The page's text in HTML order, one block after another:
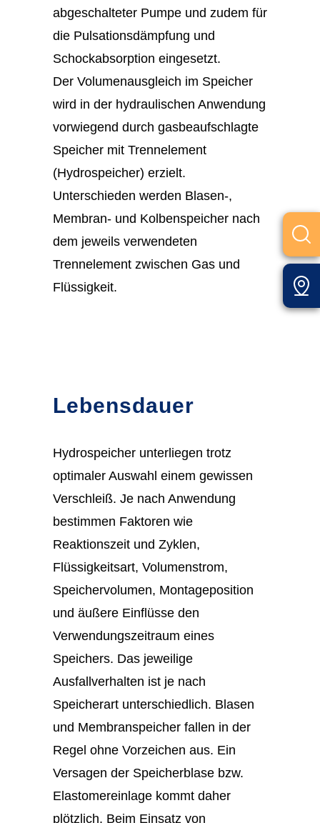
abgeschalteter Pumpe und zudem für
die Pulsationsdämpfung und
Schockabsorption eingesetzt.
Der Volumenausgleich im Speicher
wird in der hydraulischen Anwendung
vorwiegend durch gasbeaufschlagte
Speicher mit Trennelement
(Hydrospeicher) erzielt.
Unterschieden werden Blasen-,
Membran- und Kolbenspeicher nach
dem jeweils verwendeten
Trennelement zwischen Gas und
Flüssigkeit.
Lebensdauer
Hydrospeicher unterliegen trotz
optimaler Auswahl einem gewissen
Verschleiß. Je nach Anwendung
bestimmen Faktoren wie
Reaktionszeit und Zyklen,
Flüssigkeitsart, Volumenstrom,
Speichervolumen, Montageposition
und äußere Einflüsse den
Verwendungszeitraum eines
Speichers. Das jeweilige
Ausfallverhalten ist je nach
Speicherart unterschiedlich. Blasen
und Membranspeicher fallen in der
Regel ohne Vorzeichen aus. Ein
Versagen der Speicherblase bzw.
Elastomereinlage kommt daher
plötzlich. Beim Einsatz von